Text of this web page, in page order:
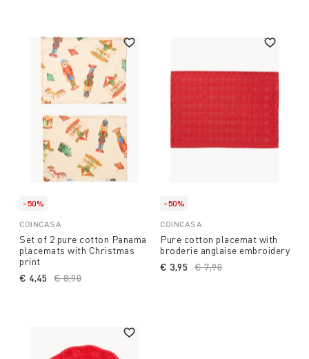
table.
-50%
COINCASA
Set of 2 pure cotton Panama
placemats with Christmas
print
Price reduced from
€ 8,90
€ 4,45
-50%
COINCASA
Pure cotton placemat with
broderie anglaise embroidery
Price reduced from
€ 7,90
€ 3,95